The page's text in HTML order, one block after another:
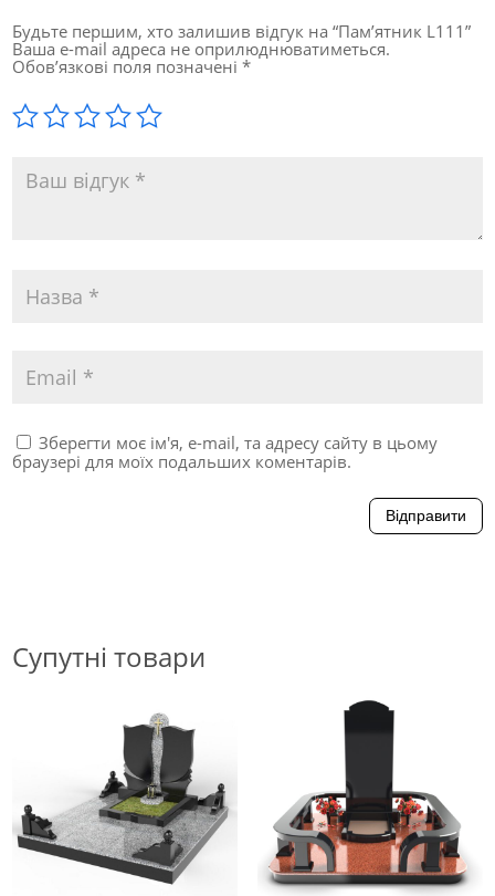
Будьте першим, хто залишив відгук на “Пам’ятник L111”
Ваша e-mail адреса не оприлюднюватиметься.
Обов’язкові поля позначені*
Зберегти моє ім'я, e-mail, та адресу сайту в цьому
браузері для моїх подальших коментарів.
Відправити
Супутні товари